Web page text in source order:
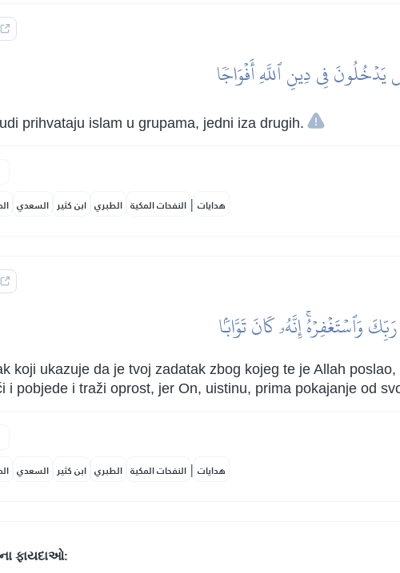
فِي دِينِ ٱللَّهِ أَفۡوَاجٗا
prihvataju islam u grupama, jedni iza drugih.
السعدي ابن كثير الطبري النفحات المكية | هدايات
وَٱسۡتَغۡفِرۡهُۚ إِنَّهُۥ كَانَ تَوَّابَۢا
koji ukazuje da je tvoj zadatak zbog kojeg te je Allah
i pobjede i traži oprost, jer On, uistinu, prima pokajanje od
السعدي ابن كثير الطبري النفحات المكية | هدايات
ફાયદાઓ: